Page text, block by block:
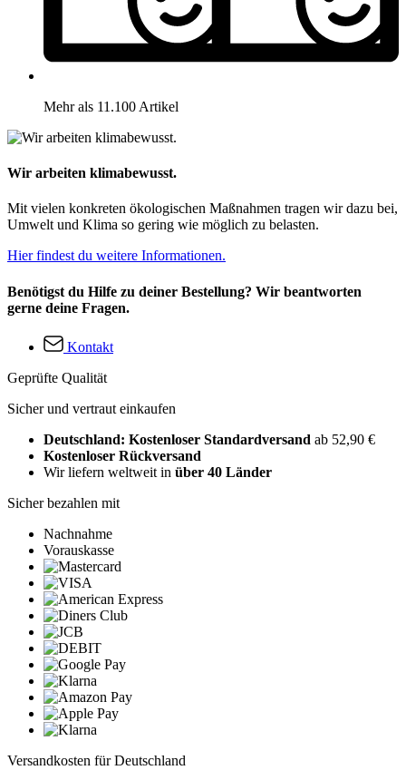
Mehr als 11.100 Artikel
Wir arbeiten klimabewusst.
Mit vielen konkreten ökologischen Maßnahmen tragen wir dazu bei,
Umwelt und Klima so gering wie möglich zu belasten.
Hier findest du weitere Informationen.
Benötigst du Hilfe zu deiner Bestellung? Wir beantworten
gerne deine Fragen.
Kontakt
Geprüfte Qualität
Sicher und vertraut einkaufen
Deutschland: Kostenloser Standardversand ab 52,90 €
Kostenloser Rückversand
Wir liefern weltweit in über 40 Länder
Sicher bezahlen mit
Nachnahme
Vorauskasse
Versandkosten für Deutschland